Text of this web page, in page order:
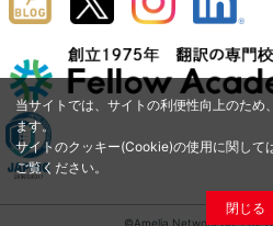
当サイトでは、サイトの利便性向上のた
ます。
サイトのクッキー(Cookie)の使用に関して
ご覧ください。
閉じる
©Amelia Network Co.,Ltd.